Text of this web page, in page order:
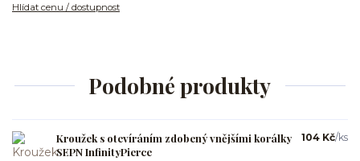
Hlídat cenu / dostupnost
Podobné produkty
Kroužek s otevíráním zdobený vnějšími korálky
SEPN InfinityPierce
104 Kč/ks